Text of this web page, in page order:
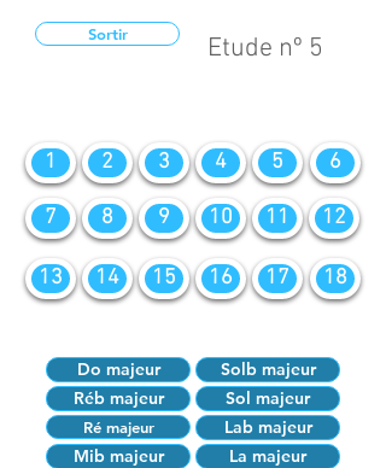
Sortir Etude nº 5
1 2 3 4 5 6
7 8 9 10 11 12
13 14 15 16 17 18
Do majeur
Solb majeur
Réb majeur
Sol majeur
Ré majeur
Lab majeur
Mib majeur
La majeur